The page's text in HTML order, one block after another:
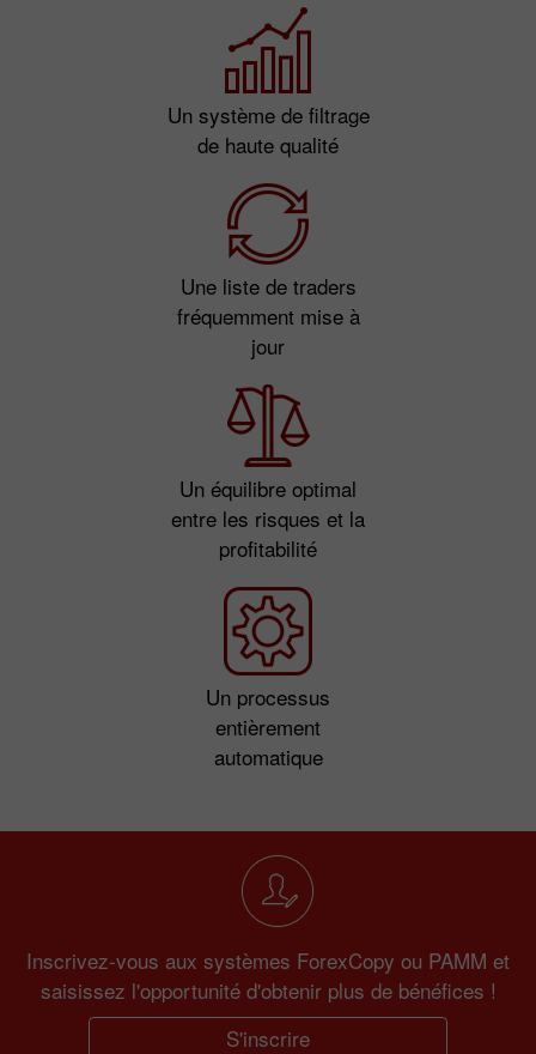
Un système de filtrage
de haute qualité
Une liste de traders
fréquemment mise à
jour
Un équilibre optimal
entre les risques et la
profitabilité
Un processus
entièrement
automatique
Inscrivez-vous aux systèmes ForexCopy ou PAMM et
saisissez l'opportunité d'obtenir plus de bénéfices !
S'inscrire